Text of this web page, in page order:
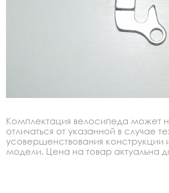
Комплектация велосипеда может
отличаться от указанной в случае
усовершенствования конструкции
модели. Цена на товар актуальна